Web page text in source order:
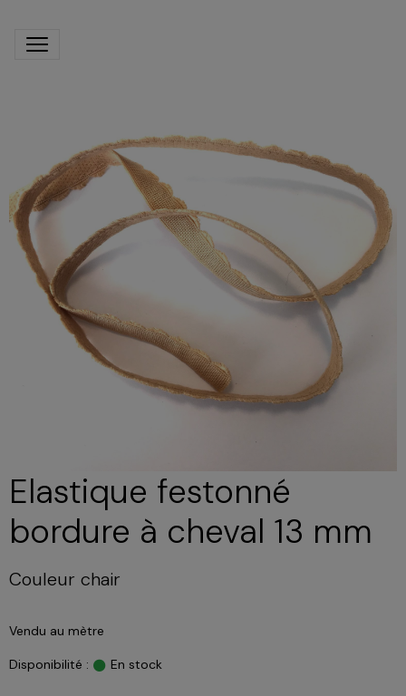
Elastique festonné
bordure à cheval 13 mm
Couleur chair
Vendu au mètre
Disponibilité : En stock